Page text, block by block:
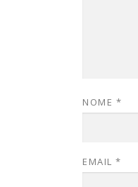
NOME *
EMAIL *